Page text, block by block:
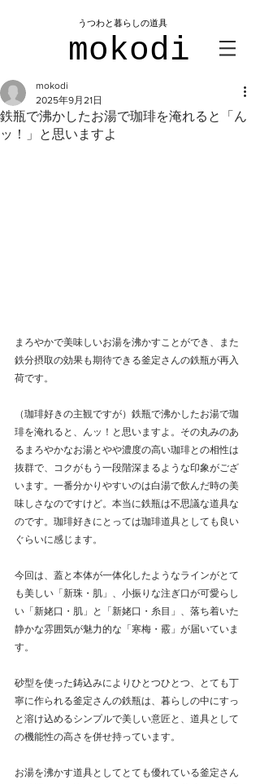
mokodi
​うつわと暮らしの道具
鉄瓶で沸かしたお湯で珈琲を淹れると「ん
ッ！」と思いますよ
mokodi
2025年9月21日
まろやかで美味しいお湯を沸かすことができ、また
鉄分摂取の効果も期待できる釜定さんの鉄瓶が再入
荷です。
（珈琲好きの主観ですが）鉄瓶で沸かしたお湯で珈
琲を淹れると、んッ！と思いますよ。その丸みのあ
るまろやかなお湯とやや濃度の高い珈琲との相性は
抜群で、コクがもう一段階深まるような印象がござ
います。一番分かりやすいのは白湯で飲んだ時の美
味しさなのですけど。本当に鉄瓶は不思議な道具な
のです。珈琲好きにとっては珈琲道具としても良い
ぐらいに感じます。
今回は、蓋と本体が一体化したようなラインがとて
も美しい「新珠・肌」、小振りな注ぎ口が可愛らし
い「新姥口・肌」と「新姥口・糸目」、落ち着いた
静かな雰囲気が魅力的な「寒梅・霰」が届いていま
す。
砂型を使った鋳込みによりひとつひとつ、とても丁
寧に作られる釜定さんの鉄瓶は、暮らしの中にすっ
と溶け込めるシンプルで美しい意匠と、道具として
の機能性の高さを併せ持っています。
お湯を沸かす道具としてとても優れている釜定さん